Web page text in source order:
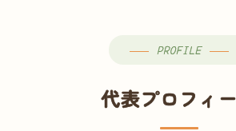
PROFILE
代表プロフィ